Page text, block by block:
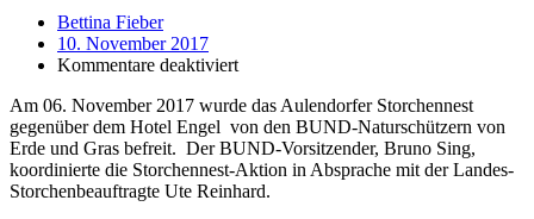
Bettina Fieber
10. November 2017
Kommentare deaktiviertfür
Storchennest
ist
bereit
für
seine
Am 06. November 2017 wurde das Aulendorfer Storchennest
gegenüber dem Hotel Engel von den BUND-Naturschützern von
Erde und Gras befreit. Der BUND-Vorsitzender, Bruno Sing,
koordinierte die Storchennest-Aktion in Absprache mit derLandes-
Storchenbeauftragte Ute Reinhard.